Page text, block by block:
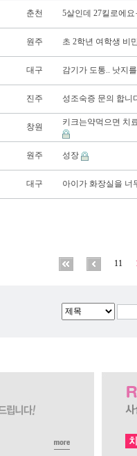
춘천 5살인데 27킬로에요
원주 초 2학년 여학생 비
대구 감기가 도통.. 낫지
진주 성조숙증 문의 합니
창원 키크는약먹으면 치
원주 성장
대구 아이가 화장실을 너
11